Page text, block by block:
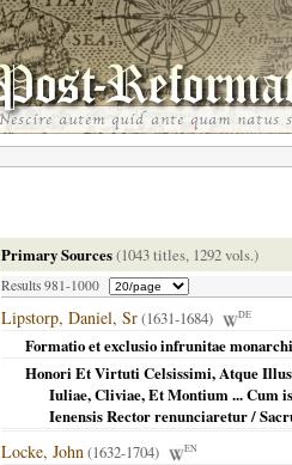
Primary Sources(1043 titles, 1292 vols.)
Results 981-1000
Lipstorp, Daniel, Sr(1631-1684) DE
Formatio et exclusio infrunitae
Honori Et Virtuti Celsissimi, Atque
Iuliae, Cliviae, Et Montium ... Cum
Ienensis Rector renunciaretur /
Locke, John(1632-1704) EN